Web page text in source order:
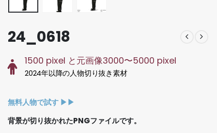
24_0618
1500 pixel と元画像3000〜5000 pixel
2024年以降の人物切り抜き素材
無料人物で試す ▶︎▶︎
背景が切り抜かれたPNGファイルです。